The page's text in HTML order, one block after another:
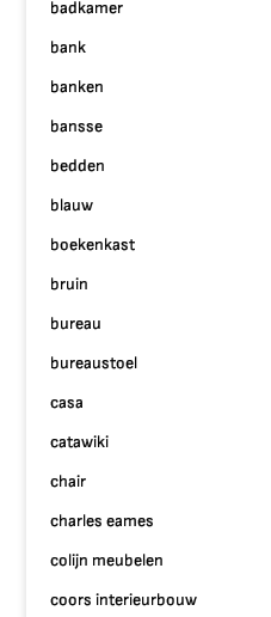
badkamer
bank
banken
bansse
bedden
blauw
boekenkast
bruin
bureau
bureaustoel
casa
catawiki
chair
charles eames
colijn meubelen
coors interieurbouw